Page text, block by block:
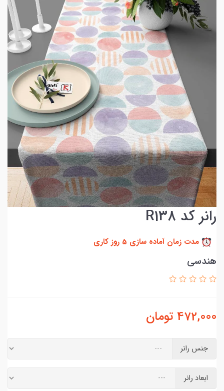
رانر کد R138
مدت زمان آماده سازی 5 روز کاری
هندسی
472,000 تومان
جنس رانر
ابعاد رانر